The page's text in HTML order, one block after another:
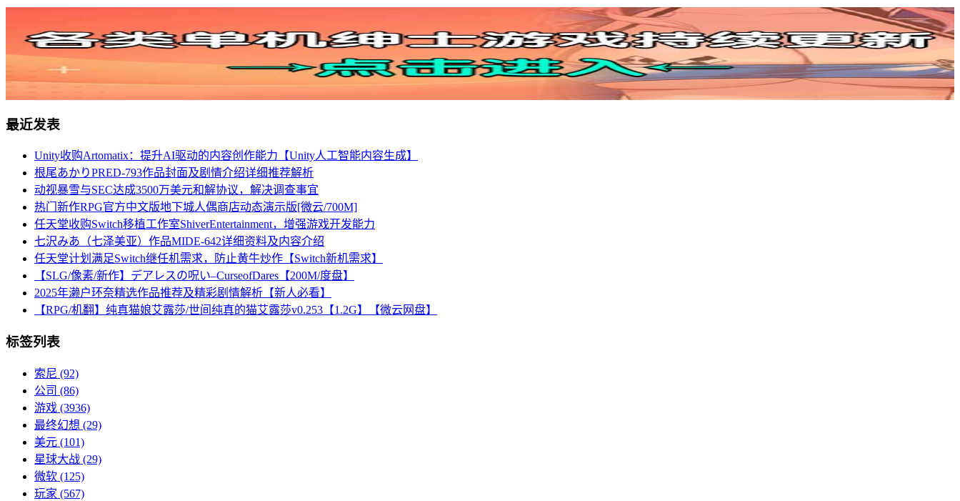
最近发表
Unity收购Artomatix：提升AI驱动的内容创作能力【Unity人工智能内容生成】
根尾あかりPRED-793作品封面及剧情介绍详细推荐解析
动视暴雪与SEC达成3500万美元和解协议，解决调查事宜
热门新作RPG官方中文版地下城人偶商店动态演示版[微云/700M]
任天堂收购Switch移植工作室ShiverEntertainment，增强游戏开发能力
七沢みあ（七泽美亚）作品MIDE-642详细资料及内容介绍
任天堂计划满足Switch继任机需求，防止黄牛炒作【Switch新机需求】
【SLG/像素/新作】デアレスの呪い–CurseofDares【200M/度盘】
2025年濑户环奈精选作品推荐及精彩剧情解析【新人必看】
【RPG/机翻】纯真猫娘艾露莎/世间纯真的猫艾露莎v0.253【1.2G】【微云网盘】
标签列表
索尼 (92)
公司 (86)
游戏 (3936)
最终幻想 (29)
美元 (101)
星球大战 (29)
微软 (125)
玩家 (567)